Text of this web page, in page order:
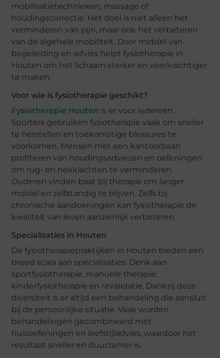
mobilisatietechnieken, massage of
houdingscorrectie. Het doel is niet alleen het
verminderen van pijn, maar ook het verbeteren
van de algehele mobiliteit. Door middel van
begeleiding en advies helpt fysiotherapie in
Houten om het lichaam sterker en veerkrachtiger
te maken.
Voor wie is fysiotherapie geschikt?
Fysiotherapie Houten is er voor iedereen.
Sporters gebruiken fysiotherapie vaak om sneller
te herstellen en toekomstige blessures te
voorkomen. Mensen met een kantoorbaan
profiteren van houdingsadviezen en oefeningen
om rug- en nekklachten te verminderen.
Ouderen vinden baat bij therapie om langer
mobiel en zelfstandig te blijven. Zelfs bij
chronische aandoeningen kan fysiotherapie de
kwaliteit van leven aanzienlijk verbeteren.
Specialisaties in Houten
De fysiotherapiepraktijken in Houten bieden een
breed scala aan specialisaties. Denk aan
sportfysiotherapie, manuele therapie,
kinderfysiotherapie en revalidatie. Dankzij deze
diversiteit is er altijd een behandeling die aansluit
bij de persoonlijke situatie. Vaak worden
behandelingen gecombineerd met
huisoefeningen en leefstijladvies, waardoor het
resultaat sneller en duurzamer is.